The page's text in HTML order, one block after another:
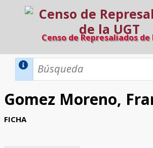
Censo de Represaliados de
Inicio
Búsqueda Dinámica
Búsqueda Avanzada
Gomez Moreno,
FICHA